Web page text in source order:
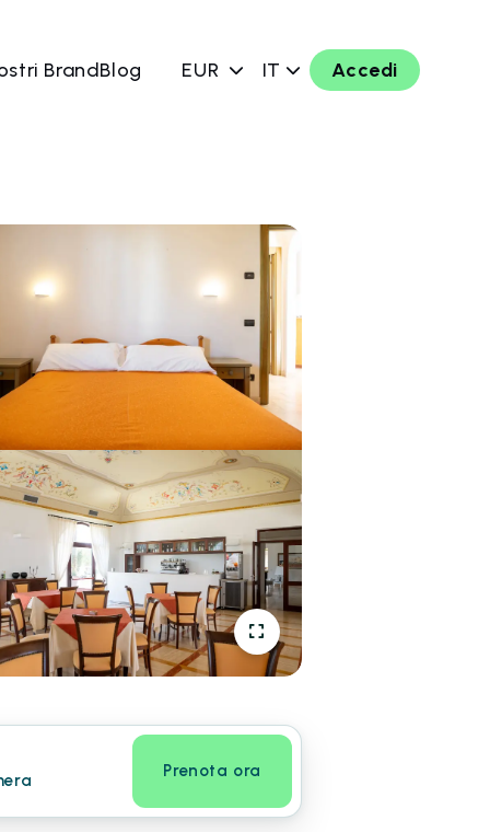
BrandBlog EUR IT Accedi
Prenota ora